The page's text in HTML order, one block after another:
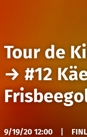
Tour de
→ #12
9/19/20 12:00